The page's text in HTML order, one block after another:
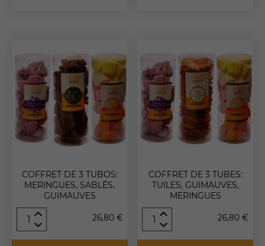
COFFRET DE 3 TUBOS:
MERINGUES, SABLÉS,
GUIMAUVES
quantité
Coffret
26,80 €
COFFRET DE 3 TUBES:
TUILES, GUIMAUVES,
MERINGUES
quantité
de
Coffret
26,80 €